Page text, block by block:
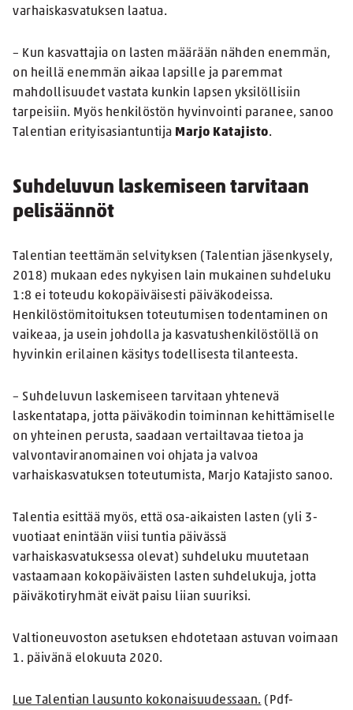
varhaiskasvatuksen laatua.
– Kun kasvattajia on lasten määrään nähden enemmän,
on heillä enemmän aikaa lapsille ja paremmat
mahdollisuudet vastata kunkin lapsen yksilöllisiin
tarpeisiin. Myös henkilöstön hyvinvointi paranee, sanoo
Talentian erityisasiantuntija Marjo Katajisto.
Suhdeluvun laskemiseen tarvitaan
pelisäännöt
Talentian teettämän selvityksen (Talentian jäsenkysely,
2018) mukaan edes nykyisen lain mukainen suhdeluku
1:8 ei toteudu kokopäiväisesti päiväkodeissa.
Henkilöstömitoituksen toteutumisen todentaminen on
vaikeaa, ja usein johdolla ja kasvatushenkilöstöllä on
hyvinkin erilainen käsitys todellisesta tilanteesta.
– Suhdeluvun laskemiseen tarvitaan yhtenevä
laskentatapa, jotta päiväkodin toiminnan kehittämiselle
on yhteinen perusta, saadaan vertailtavaa tietoa ja
valvontaviranomainen voi ohjata ja valvoa
varhaiskasvatuksen toteutumista, Marjo Katajisto sanoo.
Talentia esittää myös, että osa-aikaisten lasten (yli 3-
vuotiaat enintään viisi tuntia päivässä
varhaiskasvatuksessa olevat) suhdeluku muutetaan
vastaamaan kokopäiväisten lasten suhdelukuja, jotta
päiväkotiryhmät eivät paisu liian suuriksi.
Valtioneuvoston asetuksen ehdotetaan astuvan voimaan
1. päivänä elokuuta 2020.
Lue Talentian lausunto kokonaisuudessaan. (Pdf-